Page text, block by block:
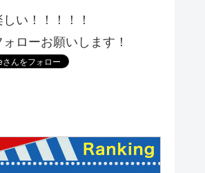
い！！！！！
ローお願いします！